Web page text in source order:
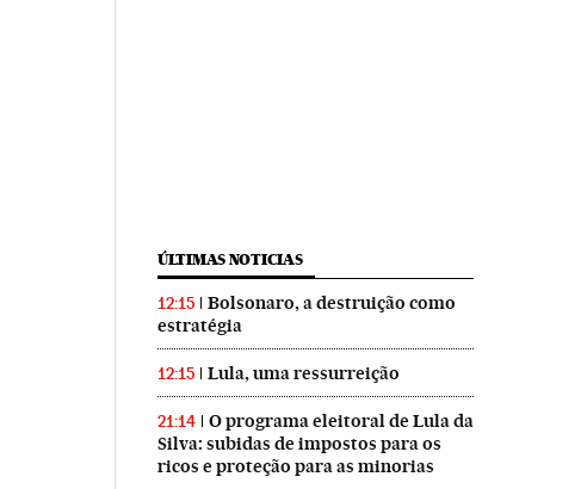
ÚLTIMAS NOTICIAS
12:15
Bolsonaro, a destruição como
estratégia
12:15 Lula, uma ressurreição
21:14
O programa eleitoral de Lula da
Silva: subidas de impostos para os
ricos e proteção para as minorias